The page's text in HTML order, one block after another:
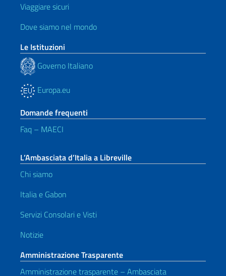
Viaggiare sicuri
Dove siamo nel mondo
Le Istituzioni
Governo Italiano
Europa.eu
Domande frequenti
Faq – MAECI
L’Ambasciata d’Italia a Libreville
Chi siamo
Italia e Gabon
Servizi Consolari e Visti
Notizie
Amministrazione Trasparente
Amministrazione trasparente – Ambasciata